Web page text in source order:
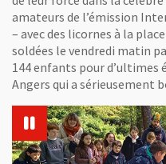
amateurs de l’émission
– avec des licornes à la
soldées le vendredi matin
144 enfants pour d’ultimes
Angers qui a sérieusement